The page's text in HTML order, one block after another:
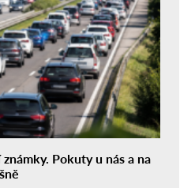
Pokuty u nás a na